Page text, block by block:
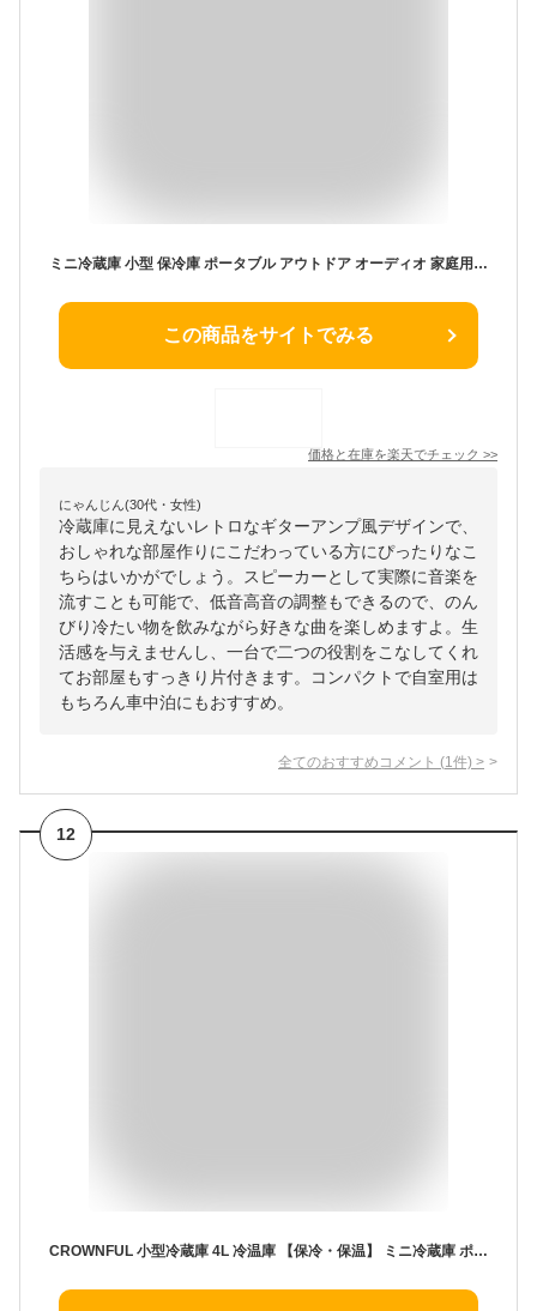
ミニ冷蔵庫 小型 保冷庫 ポータブル アウトドア オーディオ 家庭用 [公式] スピーカー内蔵ギターアンプ型冷蔵庫 SMRWSPHBK
この商品をサイトでみる
価格と在庫を楽天でチェック >>
にゃんじん(30代・女性)
冷蔵庫に見えないレトロなギターアンプ風デザインで、
おしゃれな部屋作りにこだわっている方にぴったりなこ
ちらはいかがでしょう。スピーカーとして実際に音楽を
流すことも可能で、低音高音の調整もできるので、のん
びり冷たい物を飲みながら好きな曲を楽しめますよ。生
活感を与えませんし、一台で二つの役割をこなしてくれ
てお部屋もすっきり片付きます。コンパクトで自室用は
もちろん車中泊にもおすすめ。
全てのおすすめコメント (1 件) >
12
CROWNFUL 小型冷蔵庫 4L 冷温庫 【保冷・保温】 ミニ冷蔵庫 ポータブル 超軽量 持ち運び便利 一人暮らし ペルチェ式 静音 省エネ 室内車載両用 AC 100V DC 12V 給電コード付属 寝室用 職場 車中泊 キャンプ アウトドア 日本語取扱説明書